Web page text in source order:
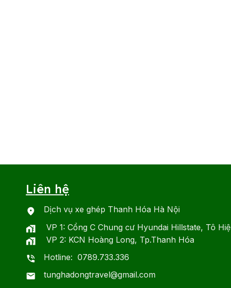
Liên hệ
Dịch vụ xe ghép Thanh Hóa Hà Nội
VP 1: Cổng C Chung cư Hyundai Hillstate, Tô
VP 2: KCN Hoàng Long, Tp.Thanh Hóa
Hotline: 0789.733.336
tunghadongtravel@gmail.com